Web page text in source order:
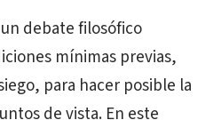
debate filosófico
mínimas previas,
para hacer posible la
de vista. En este